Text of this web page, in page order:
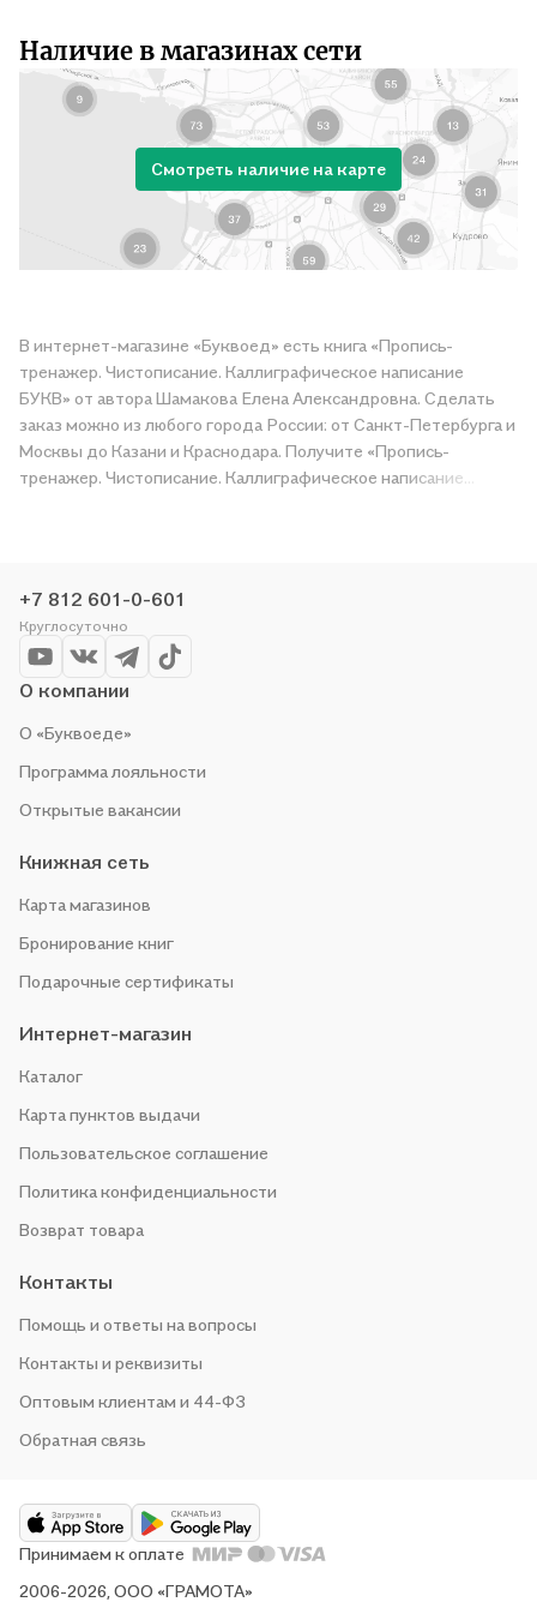
Наличие в магазинах сети
Смотреть наличие на карте
В интернет-магазине «Буквоед» есть книга «Пропись-
тренажер. Чистописание. Каллиграфическое написание
БУКВ» от автора Шамакова Елена Александровна. Сделать
заказ можно из любого города России: от Санкт-Петербурга и
Москвы до Казани и Краснодара. Получите «Пропись-
тренажер. Чистописание. Каллиграфическое написание
чтобы не упустить выгоду!
+7 812 601-0-601
Круглосуточно
О компании
О «Буквоеде»
Программа лояльности
Открытые вакансии
Книжная сеть
Карта магазинов
Бронирование книг
Подарочные сертификаты
Интернет-магазин
Каталог
Карта пунктов выдачи
Пользовательское соглашение
Политика конфиденциальности
Возврат товара
Контакты
Помощь и ответы на вопросы
Контакты и реквизиты
Оптовым клиентам и 44-ФЗ
Обратная связь
2006-2026, ООО «ГРАМОТА»
Принимаем к оплате